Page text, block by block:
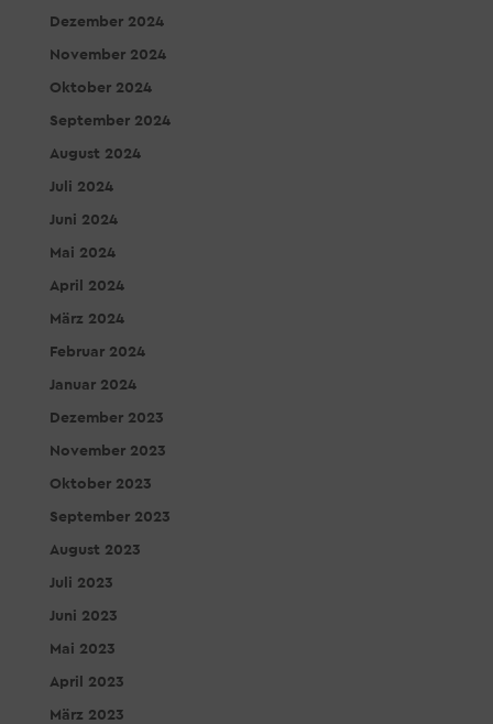
Dezember 2024
November 2024
Oktober 2024
September 2024
August 2024
Juli 2024
Juni 2024
Mai 2024
April 2024
März 2024
Februar 2024
Januar 2024
Dezember 2023
November 2023
Oktober 2023
September 2023
August 2023
Juli 2023
Juni 2023
Mai 2023
April 2023
März 2023